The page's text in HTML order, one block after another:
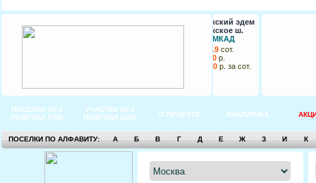
Новорижский эдем
Новорижское ш.
74 км от МКАД
сот.
р.
р. за сот.
ПОСЕЛКИ БЕЗ
ПОДРЯДА (784)
УЧАСТКИ БЕЗ
ПОДРЯДА (220) О ПРОЕКТЕ АНАЛИТИКА
ПОСЕЛКИ ПО АЛФАВИТУ: А Б В Г Д Е Ж З И К